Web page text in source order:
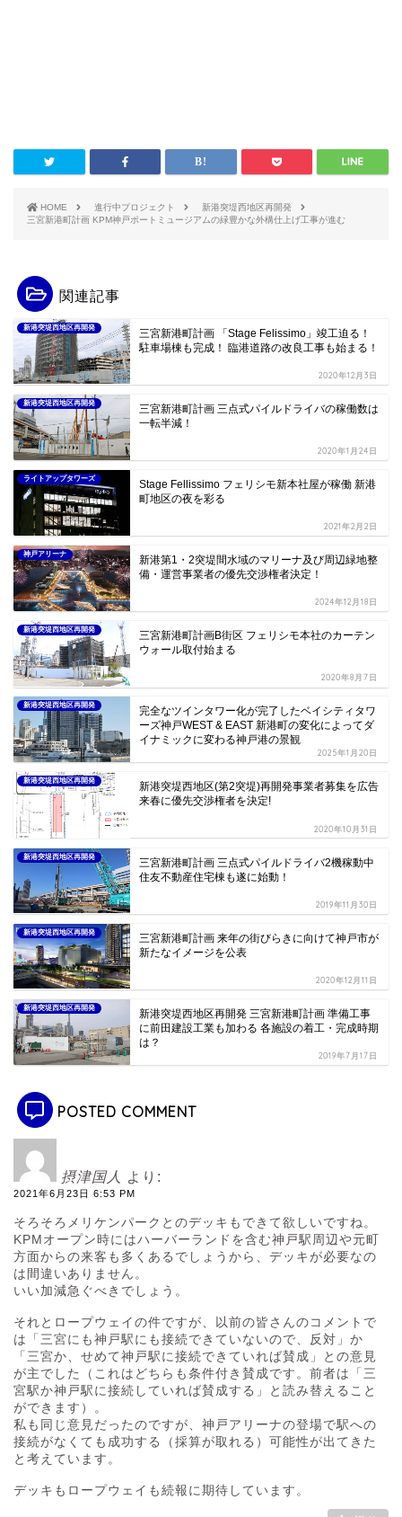
HOME 進行中プロジェクト
新港突堤西地区再開発
三宮新港町計画 KPM神戸ポートミュージアムの緑豊かな外構仕上げ工事が進む
関連記事
新港突堤西地区再開発
三宮新港町計画 「Stage Felissimo」竣工迫る！
駐車場棟も完成！ 臨港道路の改良工事も始まる！
2020年12月3日
新港突堤西地区再開発
三宮新港町計画 三点式パイルドライバの稼働数は
一転半減！
2020年1月24日
ライトアップタワーズ
Stage Fellissimo フェリシモ新本社屋が稼働 新港
町地区の夜を彩る
2021年2月2日
神戸アリーナ
新港第1・2突堤間水域のマリーナ及び周辺緑地整
備・運営事業者の優先交渉権者決定！
2024年12月18日
新港突堤西地区再開発
三宮新港町計画B街区 フェリシモ本社のカーテン
ウォール取付始まる
2020年8月7日
新港突堤西地区再開発
完全なツインタワー化が完了したベイシティタワ
ーズ神戸WEST & EAST 新港町の変化によってダ
イナミックに変わる神戸港の景観
2025年1月20日
新港突堤西地区再開発
新港突堤西地区(第2突堤)再開発事業者募集を広告
来春に優先交渉権者を決定!
2020年10月31日
新港突堤西地区再開発
三宮新港町計画 三点式パイルドライバ2機稼動中
住友不動産住宅棟も遂に始動！
2019年11月30日
新港突堤西地区再開発
三宮新港町計画 来年の街びらきに向けて神戸市が
新たなイメージを公表
2020年12月11日
新港突堤西地区再開発
新港突堤西地区再開発 三宮新港町計画 準備工事
に前田建設工業も加わる 各施設の着工・完成時期
は？
2019年7月17日
POSTED COMMENT
摂津国人 より:
2021年6月23日 6:53 PM
そろそろメリケンパークとのデッキもできて欲しいですね。
KPMオープン時にはハーバーランドを含む神戸駅周辺や元町
方面からの来客も多くあるでしょうから、デッキが必要なの
は間違いありません。
いい加減急ぐべきでしょう。
それとロープウェイの件ですが、以前の皆さんのコメントで
は「三宮にも神戸駅にも接続できていないので、反対」か
「三宮か、せめて神戸駅に接続できていれば賛成」との意見
が主でした（これはどちらも条件付き賛成です。前者は「三
宮駅か神戸駅に接続していれば賛成する」と読み替えること
ができます）。
私も同じ意見だったのですが、神戸アリーナの登場で駅への
接続がなくても成功する（採算が取れる）可能性が出てきた
と考えています。
デッキもロープウェイも続報に期待しています。